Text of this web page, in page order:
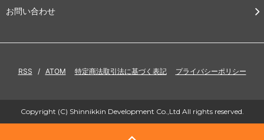
お問い合わせ
RSS / ATOM 特定商法取引法に基づく表記 プライバシーポリシー
Copyright (C) Shinnikkin Development Co.,Ltd All rights reserved.